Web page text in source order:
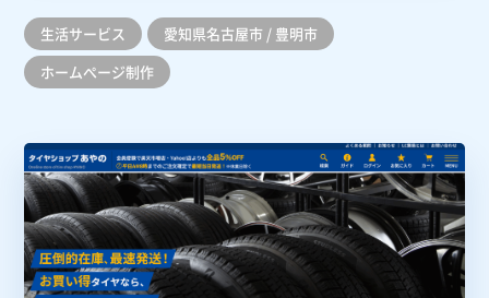
生活サービス
愛知県名古屋市 / 豊明市
ホームぺージ制作